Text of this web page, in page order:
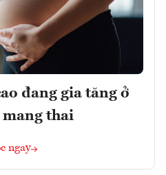
đang gia tăng ở
thai
ngay